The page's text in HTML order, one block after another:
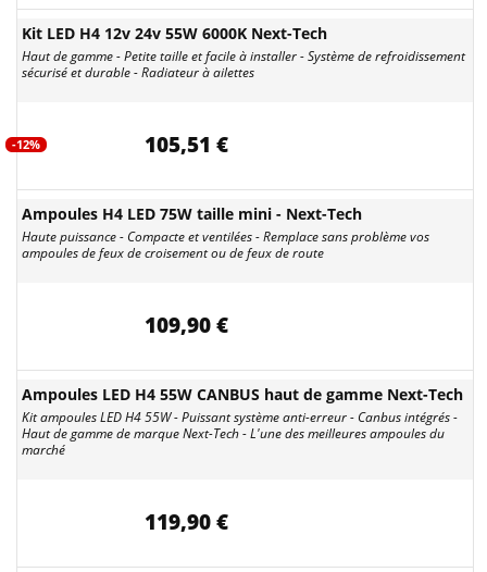
Kit LED H4 12v 24v 55W 6000K Next-Tech
Haut de gamme - Petite taille et facile à installer - Système de refroidissement
sécurisé et durable - Radiateur à ailettes
-12% 105,51 €
Ampoules H4 LED 75W taille mini - Next-Tech
Haute puissance - Compacte et ventilées - Remplace sans problème vos
ampoules de feux de croisement ou de feux de route
109,90 €
Ampoules LED H4 55W CANBUS haut de gamme Next-Tech
Kit ampoules LED H4 55W - Puissant système anti-erreur - Canbus intégrés -
Haut de gamme de marque Next-Tech - L'une des meilleures ampoules du
marché
119,90 €